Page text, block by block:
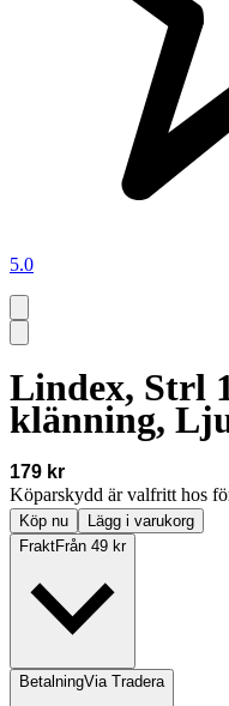
5.0
Lindex, Strl
klänning,
179 kr
Köparskydd är valfritt hos
Köp nu
Lägg i varukorg
FraktFrån 49 kr
BetalningVia Tradera